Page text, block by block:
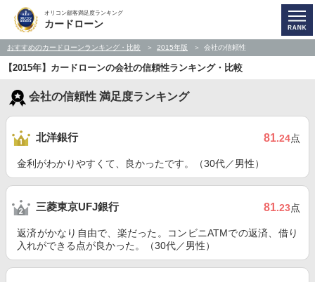
オリコン顧客満足度ランキング
カードローン
おすすめのカードローンランキング・比較 2015年版 会社の信頼性
【2015年】カードローンの会社の信頼性ランキング・比較
会社の信頼性 満足度ランキング
北洋銀行 81.24点
金利がわかりやすくて、良かったです。（30代／男性）
三菱東京UFJ銀行 81.23点
返済がかなり自由で、楽だった。コンビニATMでの返済、借り
入れができる点が良かった。（30代／男性）